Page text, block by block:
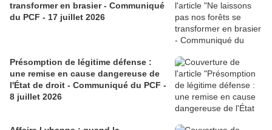
transformer en brasier - Communiqué
du PCF - 17 juillet 2026
Présomption de légitime défense :
une remise en cause dangereuse de
l'État de droit - Communiqué du PCF -
8 juillet 2026